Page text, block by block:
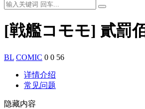
[戦艦コモモ] 貳罰
BL COMIC 0 0 56
详情介绍
常见问题
隐藏内容